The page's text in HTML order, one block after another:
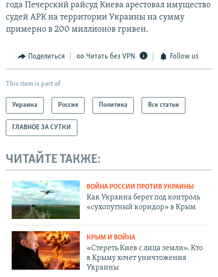
года Печерский райсуд Киева арестовал имущество
судей АРК на территории Украины на сумму
примерно в 200 миллионов гривен.
Поделиться Читать без VPN Follow us
This item is part of
Украина Россия Политика Все статьи
ГЛАВНОЕ ЗА СУТКИ
ЧИТАЙТЕ ТАКЖЕ:
ВОЙНА РОССИИ ПРОТИВ УКРАИНЫ
Как Украина берет под контроль
«сухопутный коридор» в Крым
КРЫМ И ВОЙНА
«Стереть Киев с лица земли». Кто
в Крыму хочет уничтожения
Украины